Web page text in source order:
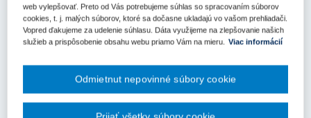
Žalobca (Košický samosprávny kraj) sa správnou žalobou na
Krajskom súde v Bratislave domáhal preskúmania zákonnosti
rozhodnutia predsedu Úradu pre verejné obstarávanie (žalovaného)
ktorým predseda Úradu pre verejné obstarávanie zamietol rozklad
záznamu 18794/2016, č. spisu 20837-3000/2015, ktorým Úrad pre
web vylepšovať. Preto od Vás potrebujeme súhlas so spracovaním súborov
cookies, t. j. malých súborov, ktoré sa dočasne ukladajú vo vašom prehliadači.
Vopred ďakujeme za udelenie súhlasu. Dáta využijeme na zlepšovanie našich
služieb a prispôsobenie obsahu webu priamo Vám na mieru. Viac informácií
Odmietnut nepovinné súbory cookie